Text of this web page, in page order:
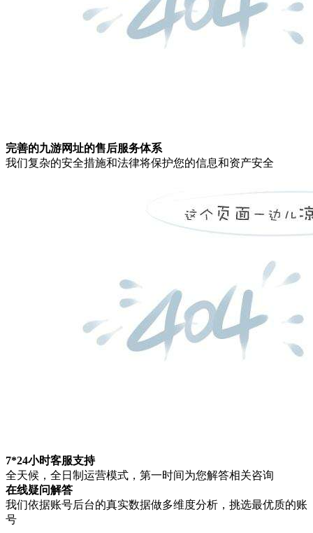
完善的九游网址的售后服务体系
我们复杂的安全措施和法律将保护您的信息和资产安全
7*24小时客服支持
全天候，全日制运营模式，第一时间为您解答相关咨询
在线疑问解答
我们依据账号后台的真实数据做多维度分析，挑选最优质的账
号